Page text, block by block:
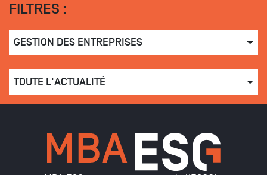
FILTRES :
GESTION DES ENTREPRISES
TOUTE L'ACTUALITÉ